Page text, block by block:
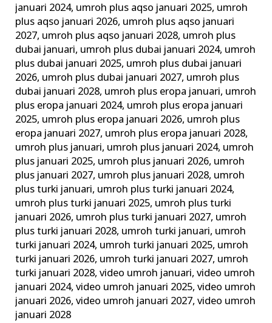
januari 2024, umroh plus aqso januari 2025, umroh
plus aqso januari 2026, umroh plus aqso januari
2027, umroh plus aqso januari 2028, umroh plus
dubai januari, umroh plus dubai januari 2024, umroh
plus dubai januari 2025, umroh plus dubai januari
2026, umroh plus dubai januari 2027, umroh plus
dubai januari 2028, umroh plus eropa januari, umroh
plus eropa januari 2024, umroh plus eropa januari
2025, umroh plus eropa januari 2026, umroh plus
eropa januari 2027, umroh plus eropa januari 2028,
umroh plus januari, umroh plus januari 2024, umroh
plus januari 2025, umroh plus januari 2026, umroh
plus januari 2027, umroh plus januari 2028, umroh
plus turki januari, umroh plus turki januari 2024,
umroh plus turki januari 2025, umroh plus turki
januari 2026, umroh plus turki januari 2027, umroh
plus turki januari 2028, umroh turki januari, umroh
turki januari 2024, umroh turki januari 2025, umroh
turki januari 2026, umroh turki januari 2027, umroh
turki januari 2028,video umroh januari,video umroh
januari 2024,video umroh januari 2025,video umroh
januari 2026,video umroh januari 2027,video umroh
januari 2028